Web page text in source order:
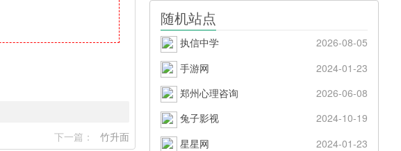
下一篇： 竹升面
随机站点
执信中学
2026-08-05
手游网
2024-01-23
郑州心理咨询
2026-06-08
兔子影视
2024-10-19
星星网
2024-01-23